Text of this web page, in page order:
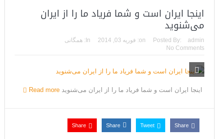
اینجا ایران است و شما فریاد ما را از ایران
می‌شنوید
Posted By: admin
on: فوریه 03, 2014 In:
همگانی
No Comments
اینجا ایران است و شما فریاد ما را از ایران می‌شنوید Read more
Share
Tweet
Share
Share